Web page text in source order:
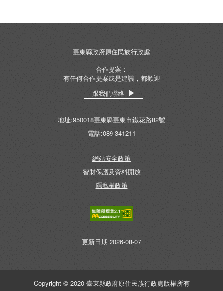
臺東縣政府原住民族行政處
合作提案：
有任何合作提案或是建議，都歡迎
跟我們聯絡
地址:950018臺東縣臺東市鐵花路82號
電話:089-341211
網站安全政策
智財保護及資料開放
隱私權政策
更新日期 2026-08-07
Copyright © 2020 臺東縣政府原住民族行政處版權所有